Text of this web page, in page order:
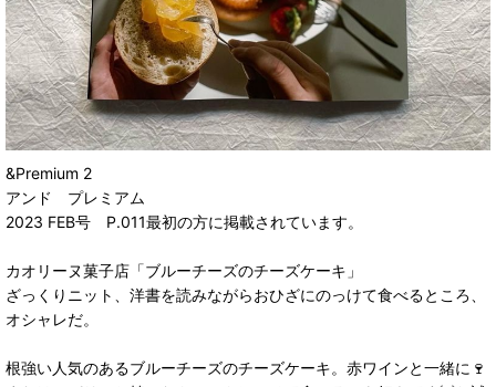
&Premium 2
アンド プレミアム
2023 FEB号 P.011最初の方に掲載されています。
カオリーヌ菓子店「ブルーチーズのチーズケーキ」
ざっくりニット、洋書を読みながらおひざにのっけて食べるところ、
オシャレだ。
根強い人気のあるブルーチーズのチーズケーキ。赤ワインと一緒に🍷